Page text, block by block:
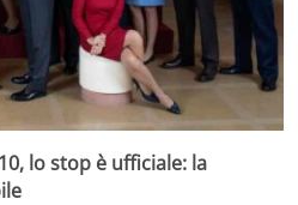
lo stop è ufficiale: la